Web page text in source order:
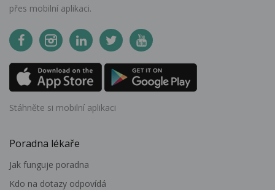
přes mobilní aplikaci.
Stáhněte si mobilní aplikaci
Poradna lékaře
Jak funguje poradna
Kdo na dotazy odpovídá